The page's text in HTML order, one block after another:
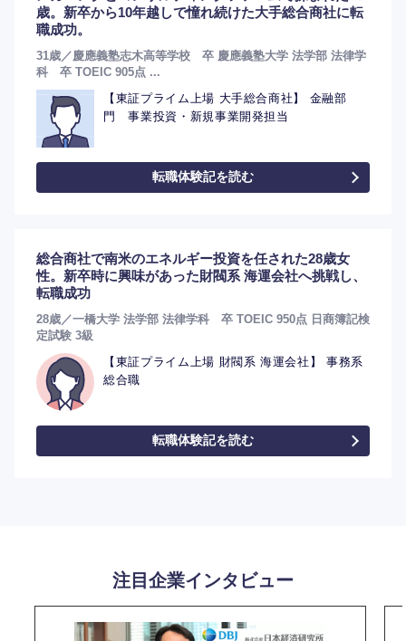
選択する
歳。新卒から10年越しで憧れ続けた大手総合商社に転
職成功。
31歳／慶應義塾志木高等学校 卒 慶應義塾大学 法学部 法律学
科 卒 TOEIC 905点 ...
【東証プライム上場 大手総合商社】 金融部
門 事業投資・新規事業開発担当
転職体験記を読む
総合商社で南米のエネルギー投資を任された28歳女
性。新卒時に興味があった財閥系 海運会社へ挑戦し、
転職成功
28歳／一橋大学 法学部 法律学科 卒 TOEIC 950点 日商簿記検
定試験 3級
【東証プライム上場 財閥系 海運会社】 事務系
総合職
転職体験記を読む
注目企業インタビュー